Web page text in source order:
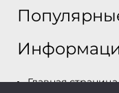
Главная страница